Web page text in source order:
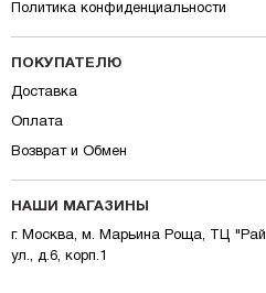
Политика конфиденциальности
ПОКУПАТЕЛЮ
Доставка
Оплата
Возврат и Обмен
НАШИ МАГАЗИНЫ
г. Москва, м. Марьина Роща, ТЦ
ул., д.6, корп.1